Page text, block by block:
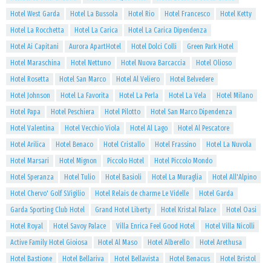
Hotel West Garda
Hotel La Bussola Hotel Rio Hotel Francesco
Hotel Ketty
Hotel La Rocchetta
Hotel La Carica
Hotel La Carica Dipendenza
Hotel Ai Capitani
Aurora ApartHotel Hotel Dolci Colli
Green Park Hotel
Hotel Maraschina
Hotel Nettuno Hotel Nuova Barcaccia
Hotel Olioso
Hotel Rosetta
Hotel San Marco Hotel Al Veliero
Hotel Belvedere
Hotel Johnson
Hotel La Favorita Hotel La Perla Hotel La Vela
Hotel Milano
Hotel Papa
Hotel Peschiera Hotel Pilotto
Hotel San Marco Dipendenza
Hotel Valentina
Hotel Vecchio Viola Hotel Al Lago
Hotel Al Pescatore
Hotel Arilica
Hotel Benaco Hotel Cristallo Hotel Frassino
Hotel La Nuvola
Hotel Marsari
Hotel Mignon Piccolo Hotel
Hotel Piccolo Mondo
Hotel Speranza
Hotel Tulio Hotel Basioli Hotel La Muraglia
Hotel All'Alpino
Hotel Chervo' Golf S.Vigilio
Hotel Relais de charme Le Videlle
Hotel Garda
Garda Sporting Club Hotel
Grand Hotel Liberty Hotel Kristal Palace
Hotel Oasi
Hotel Royal
Hotel Savoy Palace Villa Enrica Feel Good Hotel
Hotel Villa Nicolli
Active Family Hotel Gioiosa
Hotel Al Maso Hotel Alberello
Hotel Arethusa
Hotel Bastione
Hotel Bellariva Hotel Bellavista Hotel Benacus
Hotel Bristol